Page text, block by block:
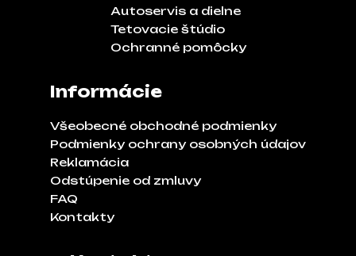
Autoservis a dielne
Tetovacie štúdio
Ochranné pomôcky
Informácie
Všeobecné obchodné podmienky
Podmienky ochrany osobných údajov
Reklamácia
Odstúpenie od zmluvy
FAQ
Kontakty